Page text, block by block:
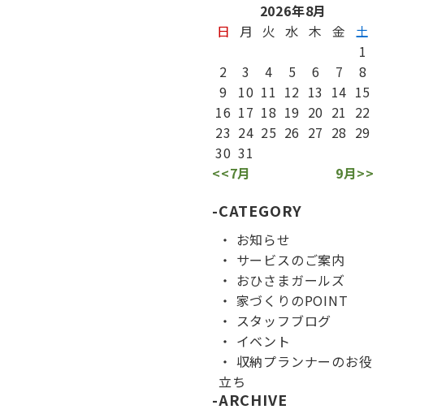
2026年8月
日
月 火 水 木 金 土
1
2
3 4 5 6 7
8
9
10 11 12 13 14 15
16 17 18 19 20 21 22
23 24 25 26 27 28 29
30 31
<<7月
9月>>
CATEGORY
お知らせ
サービスのご案内
おひさまガールズ
家づくりのPOINT
スタッフブログ
イベント
収納プランナーのお役
立ち
ARCHIVE